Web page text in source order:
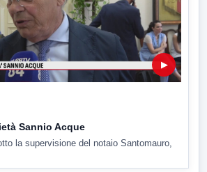
▶
Sannio Acque
la supervisione del notaio Santomauro,